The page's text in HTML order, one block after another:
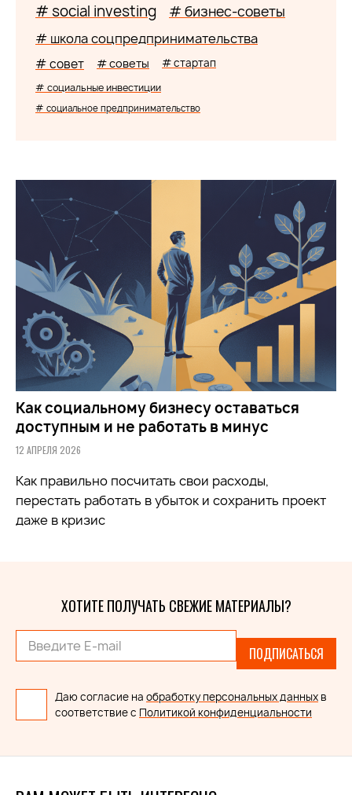
# social investing # бизнес-советы
# школа соцпредпринимательства
# совет # советы # стартап
# социальные инвестиции
# социальное предпринимательство
Как социальному бизнесу оставаться
доступным и не работать в минус
12 АПРЕЛЯ 2026
Как правильно посчитать свои расходы,
перестать работать в убыток и сохранить проект
даже в кризис
ХОТИТЕ ПОЛУЧАТЬ СВЕЖИЕ МАТЕРИАЛЫ?
ПОДПИСАТЬСЯ
Даю согласие на обработку персональных данных в
соответствие с Политикой конфиденциальности